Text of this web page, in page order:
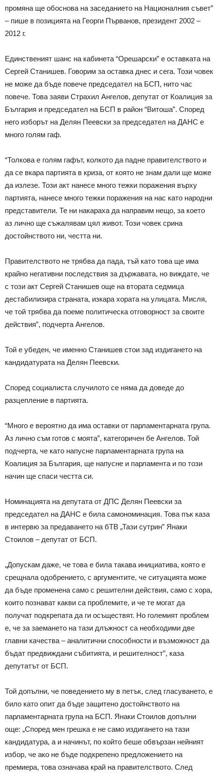
промяна ще обоснова на заседанието на Националния съвет”
– пише в позицията на Георги Първанов, президент 2002 –
2012 г.
Единственият шанс на кабинета “Орешарски” е оставката на
Сергей Станишев. Говорим за оставка днес и сега. Този човек
не може да бъде повече председател на БСП, нито час
повече. Това заяви Страхил Ангелов, депутат от Коалиция за
България и председател на БСП в район “Витоша”. Според
него изборът на Делян Пеевски за председател на ДАНС е
много голям гаф.
“Толкова е голям гафът, колкото да падне правителството и
да се вкара партията в криза, от която не знам дали ще може
да излезе. Този акт нанесе много тежки поражения върху
партията, нанесе много тежки поражения на нас като народни
представители. Те ни накараха да направим нещо, за което
аз лично ще съжалявам цял живот. Този човек срина
достойнството ни, честта ни.
Правителството не трябва да пада, тъй като това ще има
крайно негативни последствия за държавата, но виждате, че
с този акт Сергей Станишев още на втората седмица
дестабилизира страната, изкара хората на улицата. Мисля,
че той трябва да поеме политическа отговорност за своите
действия”, подчерта Ангелов.
Той е убеден, че именно Станишев стои зад издигането на
кандидатурата на Делян Пеевски.
Според социалиста случилото се няма да доведе до
разцепление в партията.
“Много е вероятно да има оставки от парламентарната група.
Аз лично съм готов с моята”, категоричен бе Ангелов. Той
подчерта, че като напусне парламентарната група на
Коалиция за България, ще напусне и парламента и по този
начин ще спаси честта си.
Номинацията на депутата от ДПС Делян Пеевски за
председател на ДАНС е била самономинация. Това пък каза
в интервю за предаването на бТВ „Тази сутрин” Янаки
Стоилов – депутат от БСП.
„Допускам даже, че това е била такава инициатива, която е
срещнала одобрението, с аргументите, че ситуацията може
да бъде променена само с решителни действия, само с хора,
които познават какви са проблемите, и че те могат да
получат подкрепата да ги осъществят. Но големият проблем
е, че за заемането на тази длъжност са необходими две
главни качества – аналитични способности и възможност да
бъдат предвиждани събитията, и решителност”, каза
депутатът от БСП.
Той допълни, че поведението му в петък, след гласуването, е
било като опит да бъде защитено достойнството на
парламентарната група на БСП. Янаки Стоилов допълни
още: „Според мен грешка е не само издигането на тази
кандидатура, а и начинът, по който беше обвързан нейният
избор, че ако не бъде подкрепено предложението на
премиера, това означава край на правителството. След